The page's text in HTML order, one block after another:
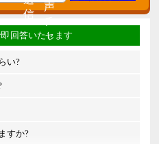
い?
すか?